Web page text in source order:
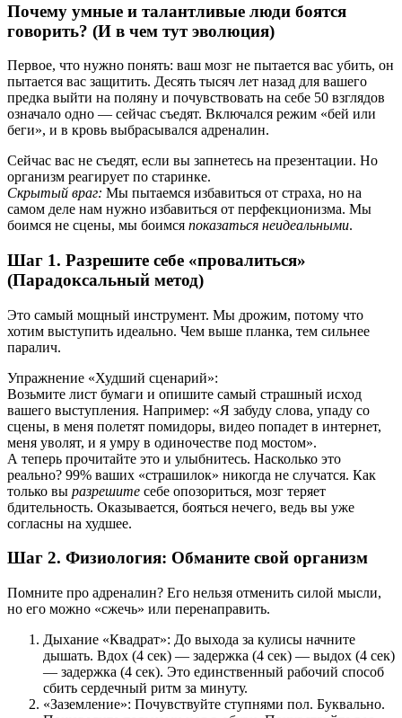
Почему умные и талантливые люди боятся
говорить? (И в чем тут эволюция)
Первое, что нужно понять: ваш мозг не пытается вас убить, он
пытается вас защитить. Десять тысяч лет назад для вашего
предка выйти на поляну и почувствовать на себе 50 взглядов
означало одно — сейчас съедят. Включался режим «бей или
беги», и в кровь выбрасывался адреналин.
Сейчас вас не съедят, если вы запнетесь на презентации. Но
организм реагирует по старинке.
Скрытый враг: Мы пытаемся избавиться от страха, но на
самом деле нам нужно избавиться от перфекционизма. Мы
боимся не сцены, мы боимся показаться неидеальными.
Шаг 1. Разрешите себе «провалиться»
(Парадоксальный метод)
Это самый мощный инструмент. Мы дрожим, потому что
хотим выступить идеально. Чем выше планка, тем сильнее
паралич.
Упражнение «Худший сценарий»:
Возьмите лист бумаги и опишите самый страшный исход
вашего выступления. Например: «Я забуду слова, упаду со
сцены, в меня полетят помидоры, видео попадет в интернет,
меня уволят, и я умру в одиночестве под мостом».
А теперь прочитайте это и улыбнитесь. Насколько это
реально? 99% ваших «страшилок» никогда не случатся. Как
только вы разрешите себе опозориться, мозг теряет
бдительность. Оказывается, бояться нечего, ведь вы уже
согласны на худшее.
Шаг 2. Физиология: Обманите свой организм
Помните про адреналин? Его нельзя отменить силой мысли,
но его можно «сжечь» или перенаправить.
Дыхание «Квадрат»: До выхода за кулисы начните
дышать. Вдох (4 сек) — задержка (4 сек) — выдох (4 сек)
— задержка (4 сек). Это единственный рабочий способ
сбить сердечный ритм за минуту.
«Заземление»: Почувствуйте ступнями пол. Буквально.